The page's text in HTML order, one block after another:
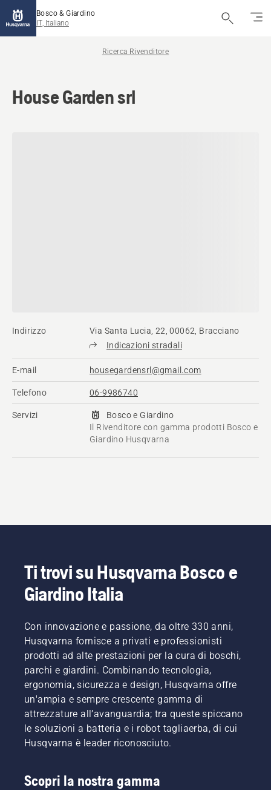
Bosco & Giardino
IT, Italiano
Ricerca Rivenditore
House Garden srl
Indirizzo
Via Santa Lucia, 22, 00062, Bracciano
Indicazioni stradali
E-mail housegardensrl@gmail.com
Telefono 06-9986740
Servizi
Bosco e Giardino
Il Rivenditore con gamma prodotti Bosco e
Giardino Husqvarna
Ti trovi su Husqvarna Bosco e
Giardino Italia
Con innovazione e passione, da oltre 330 anni,
Husqvarna fornisce a privati e professionisti
prodotti ad alte prestazioni per la cura di boschi,
parchi e giardini. Combinando tecnologia,
ergonomia, sicurezza e design, Husqvarna offre
un'ampia e sempre crescente gamma di
attrezzature all’avanguardia; tra queste spiccano
le soluzioni a batteria e i robot tagliaerba, di cui
Husqvarna è leader riconosciuto.
Scopri la nostra gamma